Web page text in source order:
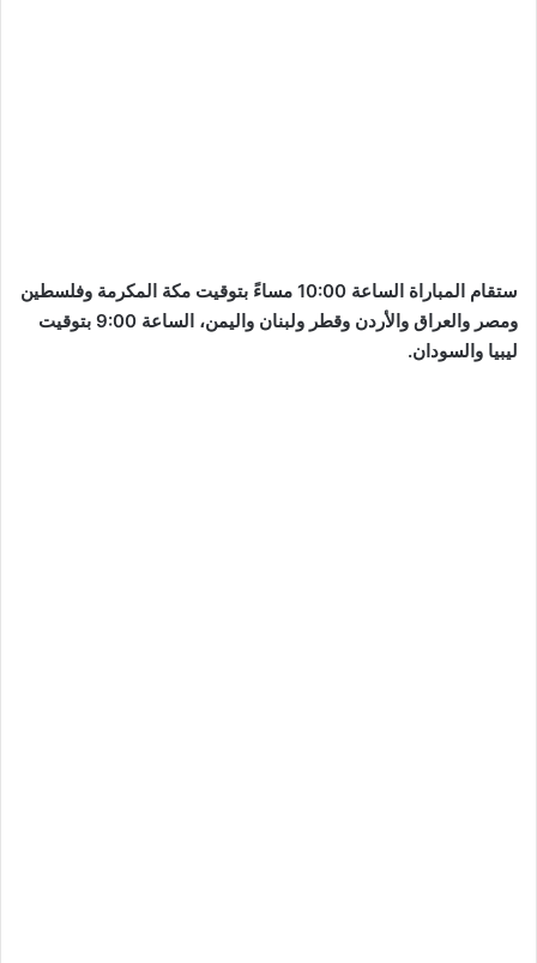
ستقام المباراة الساعة 10:00 مساءً بتوقيت مكة المكرمة وفلسطين
ومصر والعراق والأردن وقطر ولبنان واليمن، الساعة 9:00 بتوقيت
ليبيا والسودان.